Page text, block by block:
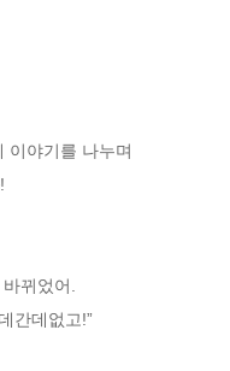
이야기를 나누며
뀌었어.
간데없고!”